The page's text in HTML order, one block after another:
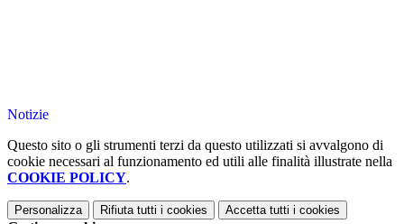
Notizie
Questo sito o gli strumenti terzi da questo utilizzati si avvalgono di
cookie necessari al funzionamento ed utili alle finalità illustrate nella
COOKIE POLICY.
Personalizza Rifiuta tutti i cookies Accetta tutti i cookies